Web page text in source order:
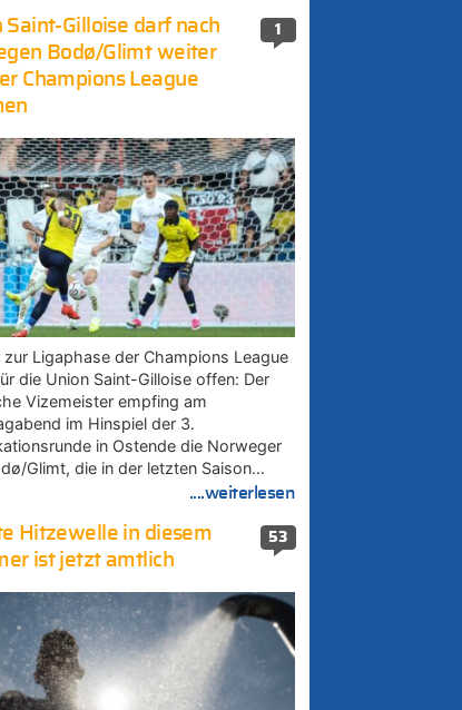
1
Saint-Gilloise darf nach
Bodø/Glimt weiter
Champions League
zur Ligaphase der Champions League
die Union Saint-Gilloise offen: Der
Vizemeister empfing am
im Hinspiel der 3.
in Ostende die Norweger
Glimt, die in der letzten Saison…
....weiterlesen
53
Hitzewelle in diesem
ist jetzt amtlich